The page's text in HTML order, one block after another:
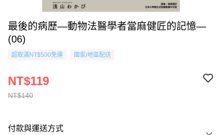
最後的病歷—動物法醫學者當麻健匠的記憶—
(06)
超取滿NT$500免運 國家/地區配送
NT$140
NT$119
付款與運送方式